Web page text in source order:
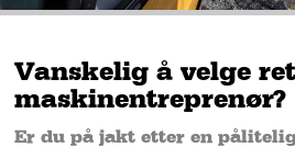
Vanskelig å velge
maskinentreprenør?
Er du på jakt etter en